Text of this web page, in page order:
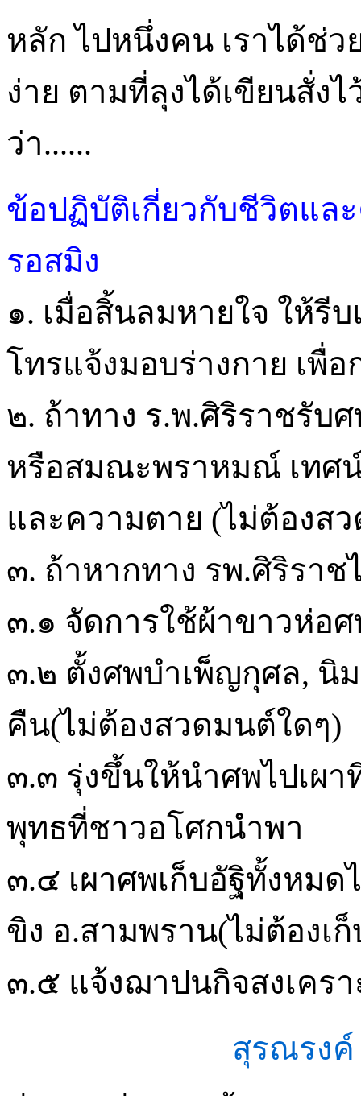
หลัก ไปหนึ่งคน เราได้ช่ว
ง่าย ตามที่ลุงได้เขียนสั่ง
ว่า......
ข้อปฏิบัติเกี่ยวกับชีวิตแล
รอสมิง
๑. เมื่อสิ้นลมหายใจ ให้รี
โทรแจ้งมอบร่างกาย เพื่
๒. ถ้าทาง ร.พ.ศิริราชรับ
หรือสมณะพราหมณ์ เทศ
และความตาย (ไม่ต้องส
๓. ถ้าหากทาง รพ.ศิริรา
๓.๑ จัดการใช้ผ้าขาวห่อ
๓.๒ ตั้งศพบำเพ็ญกุศล, นิ
คืน(ไม่ต้องสวดมนต์ใดๆ)
๓.๓ รุ่งขึ้นให้นำศพไปเผ
พุทธที่ชาวอโศกนำพา
๓.๔ เผาศพเก็บอัฐิทั้งหม
ขิง อ.สามพราน(ไม่ต้องเ
๓.๕ แจ้งฌาปนกิจสงเค
สุรณรงค์